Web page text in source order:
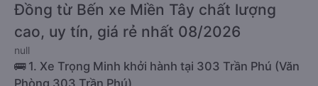
Đồng từ Bến xe Miền Tây chất lượng
cao, uy tín, giá rẻ nhất 08/2026
null
🚌 1. Xe Trọng Minh khởi hành tại 303 Trần Phú (Văn
Phòng 303 Trần Phú)